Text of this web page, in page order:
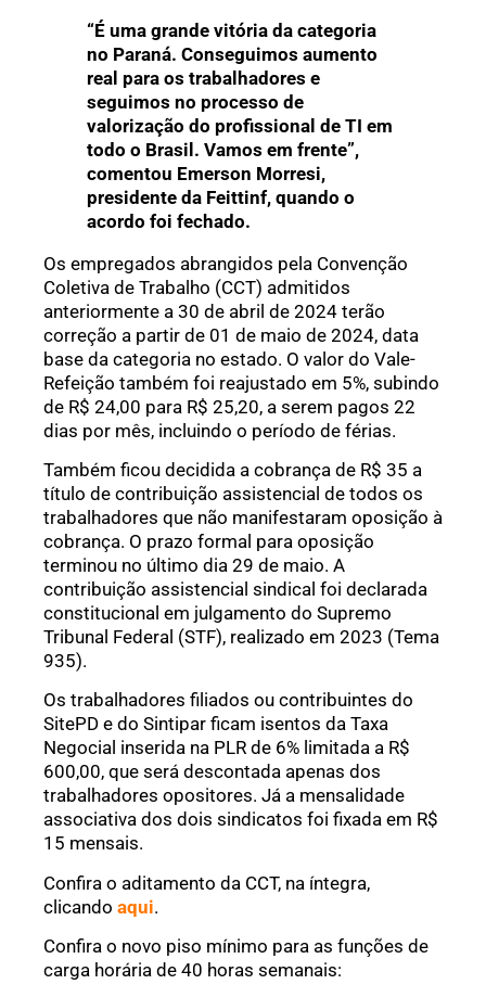
“É uma grande vitória da categoria
no Paraná. Conseguimos aumento
real para os trabalhadores e
seguimos no processo de
valorização do profissional de TI em
todo o Brasil. Vamos em frente”,
comentou Emerson Morresi,
presidente da Feittinf, quando o
acordo foi fechado.
Os empregados abrangidos pela Convenção
Coletiva de Trabalho (CCT) admitidos
anteriormente a 30 de abril de 2024 terão
correção a partir de 01 de maio de 2024, data
base da categoria no estado. O valor do Vale-
Refeição também foi reajustado em 5%, subindo
de R$ 24,00 para R$ 25,20, a serem pagos 22
dias por mês, incluindo o período de férias.
Também ficou decidida a cobrança de R$ 35 a
título de contribuição assistencial de todos os
trabalhadores que não manifestaram oposição à
cobrança. O prazo formal para oposição
terminou no último dia 29 de maio. A
contribuição assistencial sindical foi declarada
constitucional em julgamento do Supremo
Tribunal Federal (STF), realizado em 2023 (Tema
935).
Os trabalhadores filiados ou contribuintes do
SitePD e do Sintipar ficam isentos da Taxa
Negocial inserida na PLR de 6% limitada a R$
600,00, que será descontada apenas dos
trabalhadores opositores. Já a mensalidade
associativa dos dois sindicatos foi fixada em R$
15 mensais.
Confira o aditamento da CCT, na íntegra,
clicando aqui.
Confira o novo piso mínimo para as funções de
carga horária de 40 horas semanais: